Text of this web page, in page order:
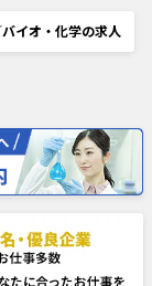
イオ・化学の求人